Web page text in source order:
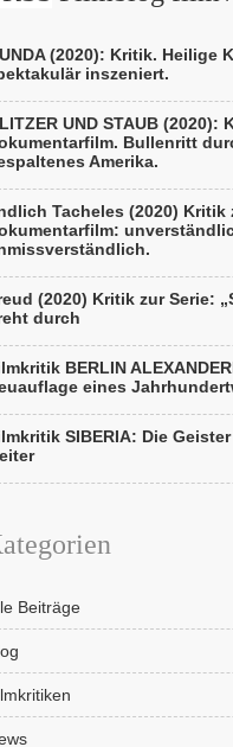
(2020): Kritik. Heilige
inszeniert.
UND STAUB (2020):
Bullenritt
Amerika.
Tacheles (2020) Kritik
(2020) Kritik zur Serie:
durch
BERLIN
eines
SIBERIA: Die
Beiträge